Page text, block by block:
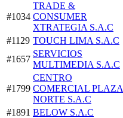
#1034
TRADE &
CONSUMER
XTRATEGIA S.A.C
#1129 TOUCH LIMA S.A.C
#1657
SERVICIOS
MULTIMEDIA S.A.C
#1799
CENTRO
COMERCIAL PLAZA
NORTE S.A.C
#1891 BELOW S.A.C